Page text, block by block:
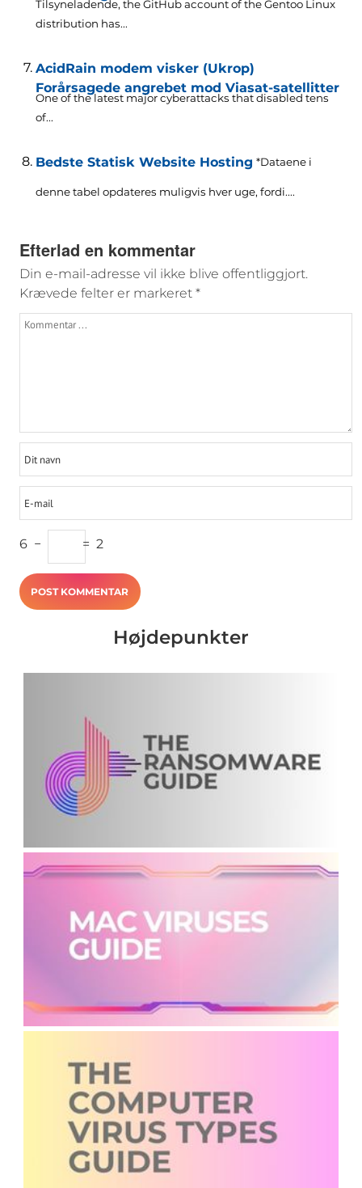
Tilsyneladende, the GitHub account of the Gentoo Linux
distribution has...
AcidRain modem visker (Ukrop)
Forårsagede angrebet mod Viasat-satellitter
One of the latest major cyberattacks that disabled tens
of...
Bedste Statisk Website Hosting *Dataene i
denne tabel opdateres muligvis hver uge, fordi....
Efterlad en kommentar
Din e-mail-adresse vil ikke blive offentliggjort.
Krævede felter er markeret *
6 − = 2
Højdepunkter